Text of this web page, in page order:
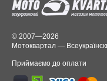
© 2007—2026
Мотоквартал —
Приймаємо до оплати